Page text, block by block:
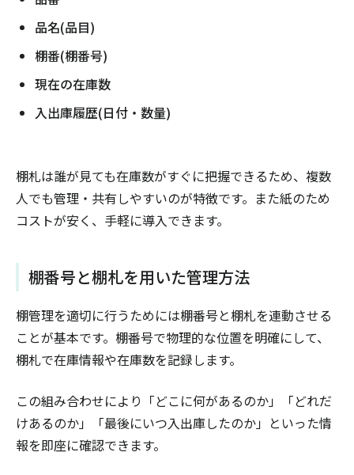
品名(品目)
棚番(棚番号)
現在の在庫数
入出庫履歴(日付・数量)
棚札は誰が見ても在庫数がすぐに把握できるため、複数
人でも管理・共有しやすいのが特徴です。また紙のため
コストが安く、手軽に導入できます。
棚番号と棚札を用いた管理方法
棚管理を適切に行うためには棚番号と棚札を連動させる
ことが基本です。棚番号で物理的な位置を明確にして、
棚札で在庫情報や在庫数を記録します。
この組み合わせにより「どこに何があるのか」「どれだ
けあるのか」「最後にいつ入出庫したのか」といった情
報を即座に確認できます。